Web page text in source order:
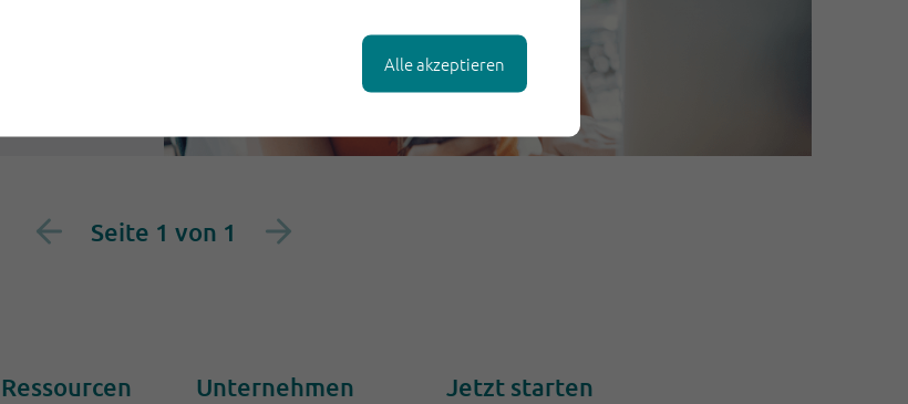
Alle akzeptieren
Seite 1 von 1
Ressourcen Unternehmen Jetzt starten